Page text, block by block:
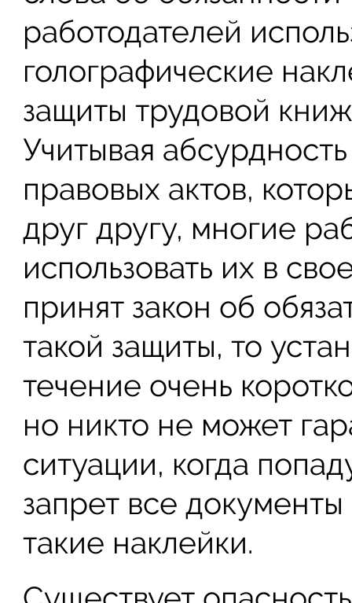
работодателей
голографические
защиты трудовой
Учитывая
правовых актов,
друг другу, многие
использовать их в
принят закон об
такой защиты, то
течение очень
но никто не может
ситуации, когда
запрет все
такие наклейки.